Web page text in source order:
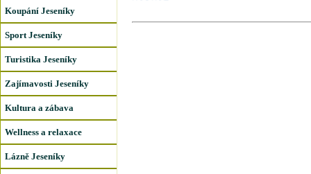
Koupání Jeseníky
Sport Jeseníky
Turistika Jeseníky
Zajímavosti Jeseníky
Kultura a zábava
Wellness a relaxace
Lázně Jeseníky